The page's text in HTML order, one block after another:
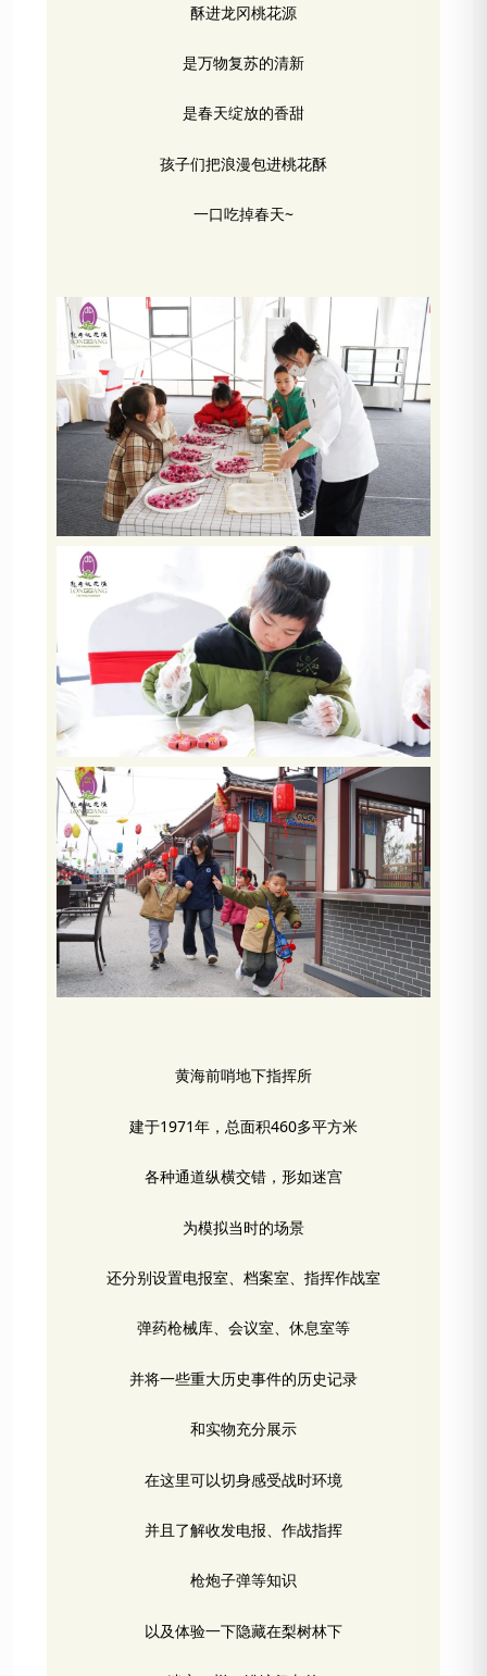
酥进龙冈桃花源
是万物复苏的清新
是春天绽放的香甜
孩子们把浪漫包进桃花酥
一口吃掉春天~
黄海前哨地下指挥所
建于1971年，总面积460多平方米
各种通道纵横交错，形如迷宫
为模拟当时的场景
还分别设置电报室、档案室、指挥作战室
弹药枪械库、会议室、休息室等
并将一些重大历史事件的历史记录
和实物充分展示
在这里可以切身感受战时环境
并且了解收发电报、作战指挥
枪炮子弹等知识
以及体验一下隐藏在梨树林下